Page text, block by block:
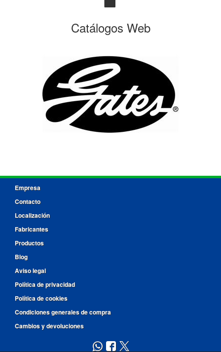
Catálogos Web
Empresa
Contacto
Localización
Fabricantes
Productos
Blog
Aviso legal
Política de privacidad
Política de cookies
Condiciones generales de compra
Cambios y devoluciones